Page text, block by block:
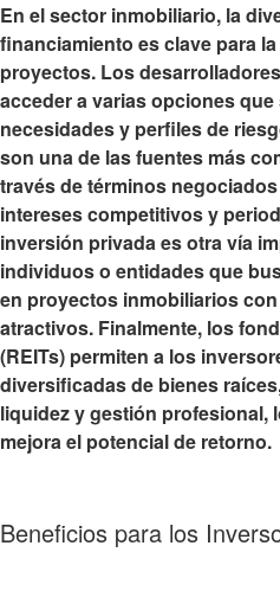
En el sector inmobiliario, la
financiamiento es clave para
proyectos. Los
acceder a varias opciones
necesidades y perfiles de
son una de las fuentes más
través de términos
intereses competitivos y
inversión privadaes otra vía
individuos o entidades que
en proyectos inmobiliarios
atractivos. Finalmente, los
(REITs) permiten a los
diversificadas de bienes
liquidez y gestión profesional,
mejora el potencial de retorno.
Beneficios para los